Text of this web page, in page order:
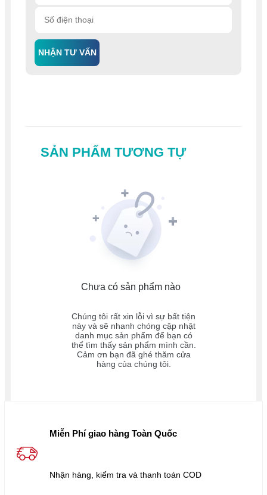
NHẬN TƯ VẤN
SẢN PHẨM TƯƠNG TỰ
Chưa có sản phẩm nào
Chúng tôi rất xin lỗi vì sự bất tiện
này và sẽ nhanh chóng cập nhật
danh mục sản phẩm để bạn có
thể tìm thấy sản phẩm mình cần.
Cảm ơn bạn đã ghé thăm cửa
hàng của chúng tôi.
Miễn Phí giao hàng Toàn Quốc
Nhận hàng, kiểm tra và thanh toán COD